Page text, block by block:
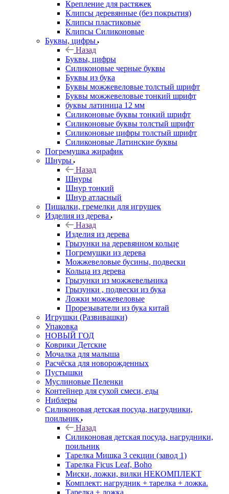
Крепление для растяжек
Клипсы деревянные (без покрытия)
Клипсы пластиковые
Клипсы Силиконовые
Буквы, цифры
Назад
Буквы, цифры
Силиконовые черные буквы
Буквы из бука
Буквы можжевеловые толстый шрифт
Буквы можжевеловые тонкий шрифт
буквы латиница 12 мм
Силиконовые буквы тонкий шрифт
Силиконовые буквы толстый шрифт
Силиконовые цифры толстый шрифт
Силиконовые Латинские буквы
Погремушка жирафик
Шнуры
Назад
Шнуры
Шнур тонкий
Шнур атласный
Пищалки, гремелки для игрушек
Изделия из дерева
Назад
Изделия из дерева
Грызунки на деревянном кольце
Погремушки из дерева
Можжевеловые бусины, подвески
Кольца из дерева
Грызунки из можжевельника
Грызунки , подвески из бука
Ложки можжевеловые
Прорезыватели из бука китай
Игрушки (Развивашки)
Упаковка
НОВЫЙ ГОД
Коврики Детские
Мочалка для малыша
Расчёска для новорожденных
Пустышки
Муслиновые Пеленки
Контейнер для сухой смеси, еды
Ниблеры
Силиконовая детская посуда, нагрудники,
поильник
Назад
Силиконовая детская посуда, нагрудники,
поильник
Тарелка Мишка 3 секции (завод 1)
Тарелка Ficus Leaf, Boho
Миски, ложки, вилки НЕКОМПЛЕКТ
Комплект: нагрудник + тарелка + ложка.
Тарелка + ложка